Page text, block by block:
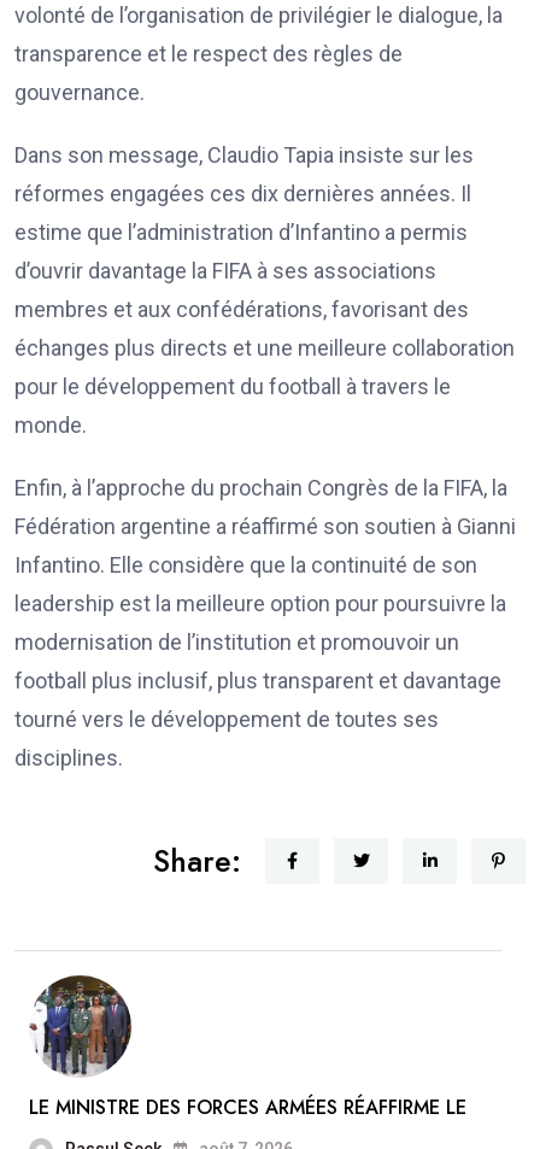
volonté de l’organisation de privilégier le dialogue, la
transparence et le respect des règles de
gouvernance.
Dans son message, Claudio Tapia insiste sur les
réformes engagées ces dix dernières années. Il
estime que l’administration d’Infantino a permis
d’ouvrir davantage la FIFA à ses associations
membres et aux confédérations, favorisant des
échanges plus directs et une meilleure collaboration
pour le développement du football à travers le
monde.
Enfin, à l’approche du prochain Congrès de la FIFA, la
Fédération argentine a réaffirmé son soutien à Gianni
Infantino. Elle considère que la continuité de son
leadership est la meilleure option pour poursuivre la
modernisation de l’institution et promouvoir un
football plus inclusif, plus transparent et davantage
tourné vers le développement de toutes ses
disciplines.
Share:
LE MINISTRE DES FORCES ARMÉES RÉAFFIRME LE